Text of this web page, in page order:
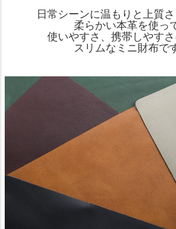
日常シーンに温もりと上質さ
柔らかい本革を使っ
使いやすさ、携帯しやす
スリムなミニ財布で